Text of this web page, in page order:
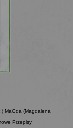
MaGda (Magdalena
Przepisy